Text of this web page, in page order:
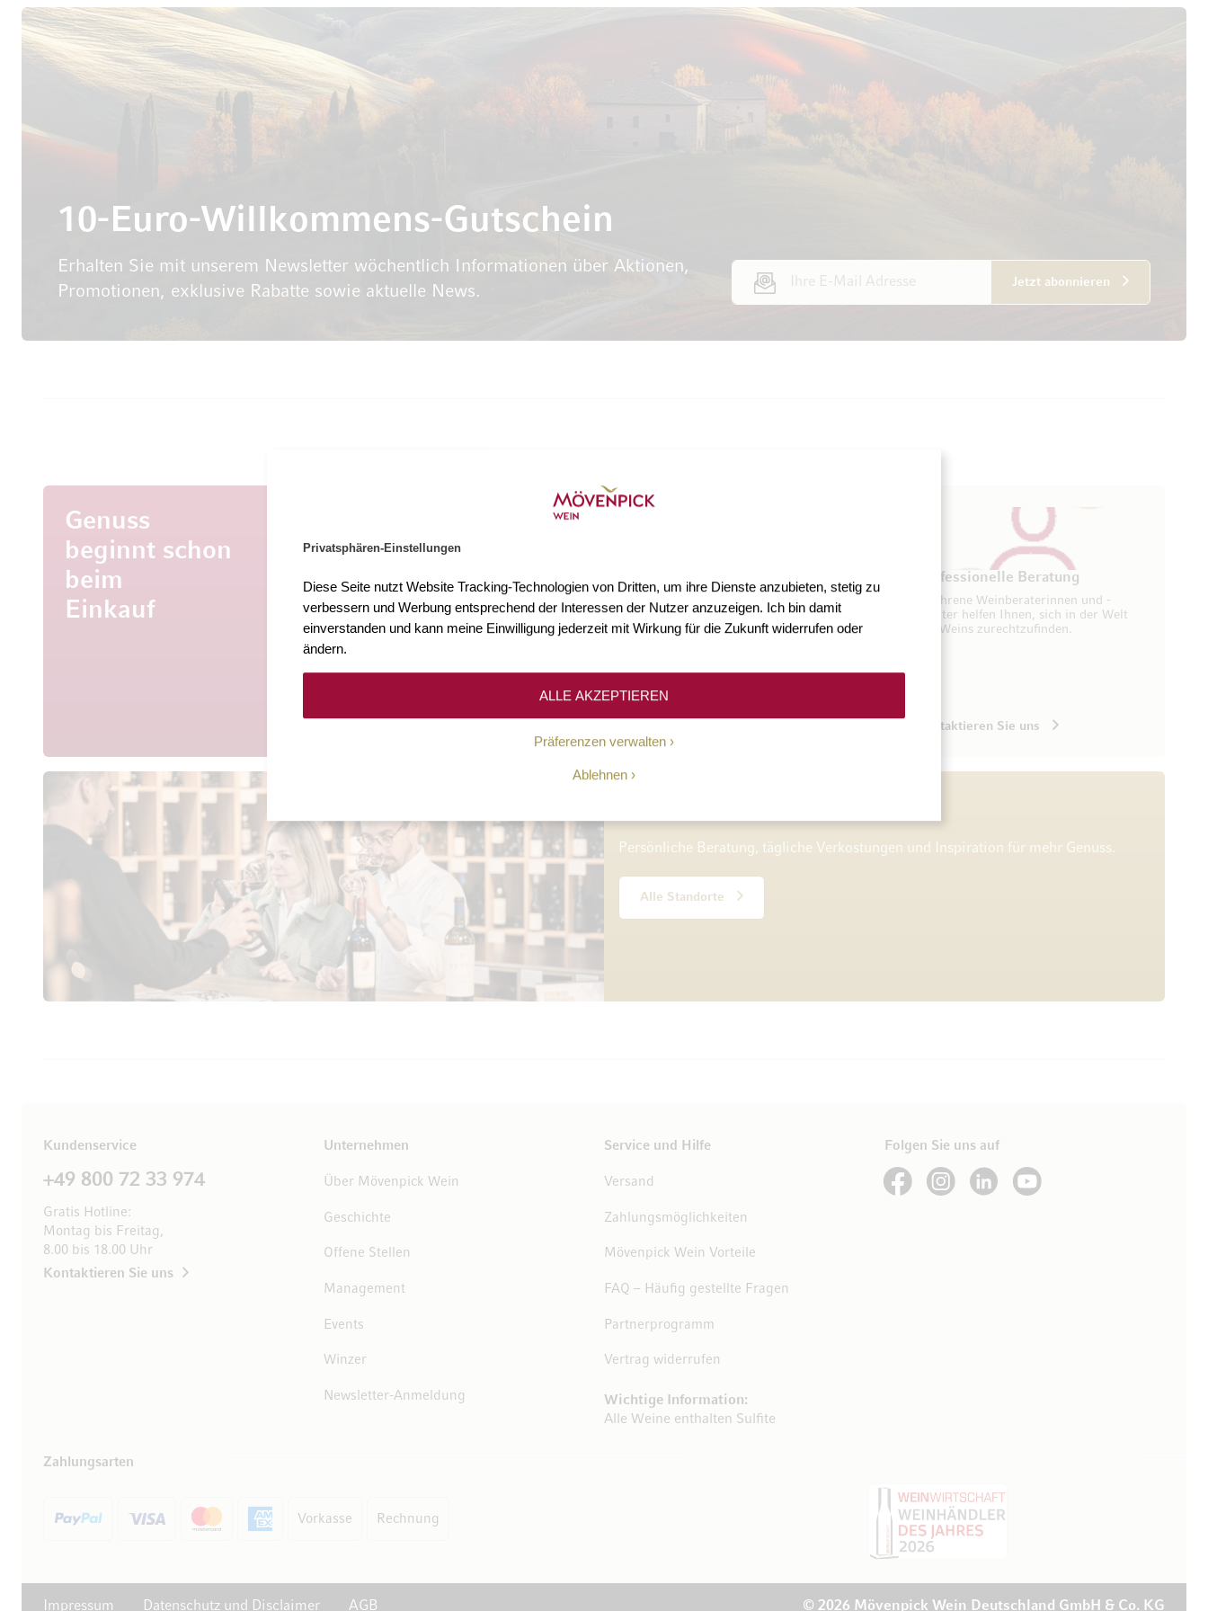
Privatsphären-Einstellungen
Diese Seite nutzt Website Tracking-Technologien von Dritten, um ihre Dienste anzubieten, stetig zu
verbessern und Werbung entsprechend der Interessen der Nutzer anzuzeigen. Ich bin damit
einverstanden und kann meine Einwilligung jederzeit mit Wirkung für die Zukunft widerrufen oder
ändern.
Präferenzen verwalten
Ablehnen
ALLE AKZEPTIEREN
10-Euro-Willkommens-Gutschein
Erhalten Sie mit unserem Newsletter wöchentlich Informationen über Aktionen,
Promotionen, exklusive Rabatte sowie aktuelle News.
E-Mail Adresse
Jetzt abonnieren
Genuss
beginnt schon
beim
Einkauf
Mehr als 3.000 Weine
Entdecken Sie mehr als 3.000 Weine
aus aller Welt.
Mehr als 75 Jahre Erfahrung
Seit 1948 ermöglichen wir unseren
Kundinnen und Kunden den Zugang zu
hochwertigen Weinen.
Professionelle Beratung
Erfahrene Weinberaterinnen und -
berater helfen Ihnen, sich in der Welt
des Weins zurechtzufinden.
Kontaktieren Sie uns
Persönliche Beratung, tägliche Verkostungen und Inspiration für mehr Genuss.
Alle Standorte
Kundenservice
+49 800 72 33 974
Gratis Hotline:
Montag bis Freitag,
8.00 bis 18.00 Uhr
Kontaktieren Sie uns
Unternehmen
Über Mövenpick Wein
Geschichte
Offene Stellen
Management
Events
Winzer
Newsletter-Anmeldung
Service und Hilfe
Versand
Zahlungsmöglichkeiten
Mövenpick Wein Vorteile
FAQ – Häufig gestellte Fragen
Partnerprogramm
Vertrag widerrufen
Wichtige Information:
Alle Weine enthalten Sulfite
Folgen Sie uns auf
See our FacebookSee our Instagram account
See our LinkedInSee our YouTube channel
Zahlungsarten
Vorkasse Rechnung
© 2026 Mövenpick Wein Deutschland GmbH & Co. KG
Impressum Datenschutz und Disclaimer AGB